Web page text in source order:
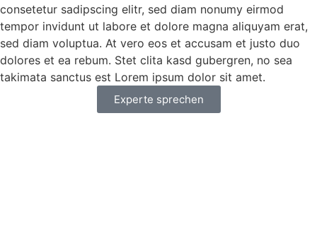
consetetur sadipscing elitr, sed diam nonumy eirmod
tempor invidunt ut labore et dolore magna aliquyam erat,
sed diam voluptua. At vero eos et accusam et justo duo
dolores et ea rebum. Stet clita kasd gubergren, no sea
takimata sanctus est Lorem ipsum dolor sit amet.
Experte sprechen